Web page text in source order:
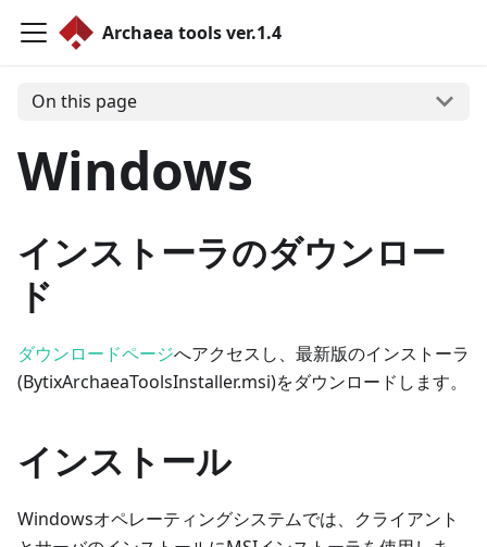
Archaea tools ver.1.4
On this page
Windows
インストーラのダウンロー
ド
ダウンロードページへアクセスし、最新版のインストーラ
(BytixArchaeaToolsInstaller.msi)をダウンロードします。
インストール
Windowsオペレーティングシステムでは、クライアント